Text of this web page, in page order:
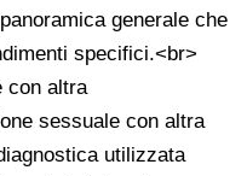
generale che
specifici.<br>
con altra
sessuale con altra
utilizzata